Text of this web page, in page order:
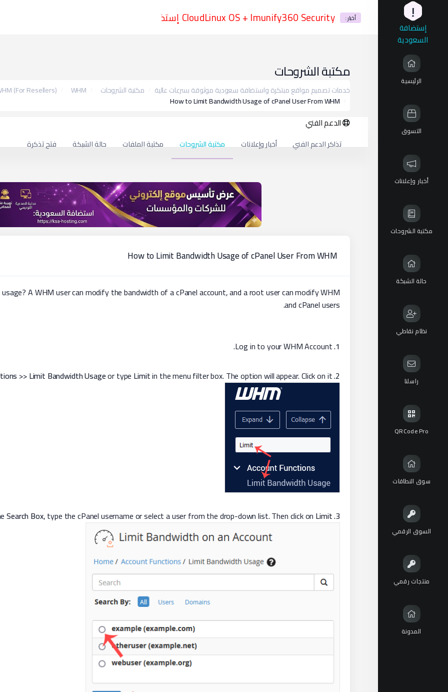
أخبار : CloudLinux OS + Imunify360 Security إستضافة السعودية أمنية شاملة إ
إستضافة
السعودية
الرئيسية
التسوق
أخبار وإعلانات
مكتبة الشروحات
حالة الشبكة
نظام نقاطي
راسلنا
QRCode Pro
سوق النطاقات
السوق الرقمي
منتجات رقمي
المدونة
مكتبة الشروحات
خدمات تصميم مواقع مبتكرة واستضافة سعودية موثوقة بسرعات عالية مكتبة الشروحات WHM
(For Resellers)
How to Limit Bandwidth Usage of cPanel User From WHM
الدعم الفني
تذاكر الدعم الفني أخبار وإعلانات مكتبة الشروحات مكتبة الملفات حالة الشبكة فتح تذكرة
How to Limit Bandwidth Usage of cPanel User From WHM
A WHM user can modify the bandwidth of a cPanel account, and a root user can modify WHM
and cPanel users.
1.
Log in to your WHM Account.
2.
Go to
>>Limit Bandwidth Usageor type Limitin the menu filter box. The option will appear. Click on it.
3.
In the
Search Box, type the cPanel username or select a user from the drop-down list. Then click on Limit